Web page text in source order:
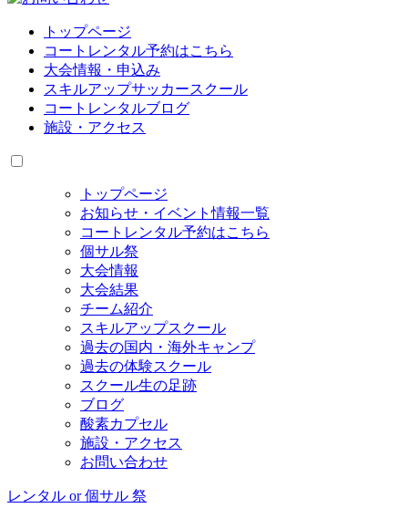
トップページ
コートレンタル予約はこちら
大会情報・申込み
スキルアップサッカースクール
コートレンタルブログ
施設・アクセス
トップページ
お知らせ・イベント情報一覧
コートレンタル予約はこちら
個サル祭
大会情報
大会結果
チーム紹介
スキルアップスクール
過去の国内・海外キャンプ
過去の体験スクール
スクール生の足跡
ブログ
酸素カプセル
施設・アクセス
お問い合わせ
レンタル or 個サル 祭